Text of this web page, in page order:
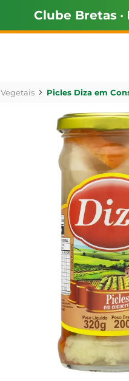
Clube Bretas
Vegetais Picles Diza em